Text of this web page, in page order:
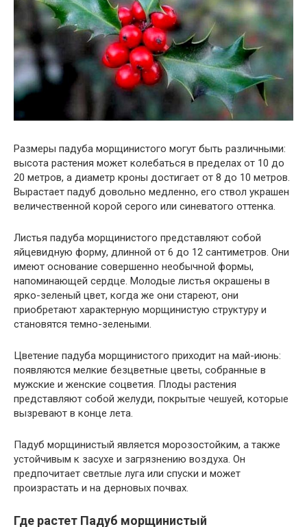
Размеры падуба морщинистого могут быть различными:
высота растения может колебаться в пределах от 10 до
20 метров, а диаметр кроны достигает от 8 до 10 метров.
Вырастает падуб довольно медленно, его ствол украшен
величественной корой серого или синеватого оттенка.
Листья падуба морщинистого представляют собой
яйцевидную форму, длинной от 6 до 12 сантиметров. Они
имеют основание совершенно необычной формы,
напоминающей сердце. Молодые листья окрашены в
ярко-зеленый цвет, когда же они стареют, они
приобретают характерную морщинистую структуру и
становятся темно-зелеными.
Цветение падуба морщинистого приходит на май-июнь:
появляются мелкие безцветные цветы, собранные в
мужские и женские соцветия. Плоды растения
представляют собой желуди, покрытые чешуей, которые
вызревают в конце лета.
Падуб морщинистый является морозостойким, а также
устойчивым к засухе и загрязнению воздуха. Он
предпочитает светлые луга или спуски и может
произрастать и на дерновых почвах.
Где растет Падуб морщинистый